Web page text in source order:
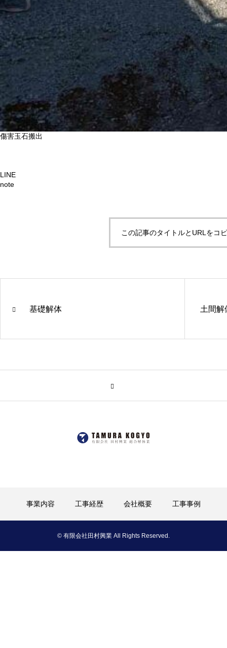
傷害玉石搬出
LINE
note
この記事のタイトルとURLをコ
基礎解体 土間解
事業内容 工事経歴 会社概要 工事事例
© 有限会社田村興業 All Rights Reserved.